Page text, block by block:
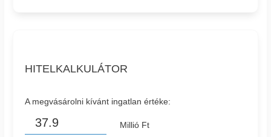
HITELKALKULÁTOR
A megvásárolni kívánt ingatlan értéke:
Millió Ft